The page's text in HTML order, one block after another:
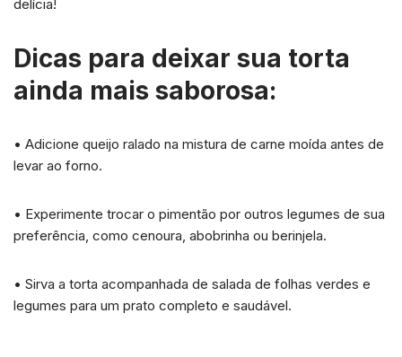
delícia!
Dicas para deixar sua torta
ainda mais saborosa:
• Adicione queijo ralado na mistura de carne moída antes de
levar ao forno.
• Experimente trocar o pimentão por outros legumes de sua
preferência, como cenoura, abobrinha ou berinjela.
• Sirva a torta acompanhada de salada de folhas verdes e
legumes para um prato completo e saudável.